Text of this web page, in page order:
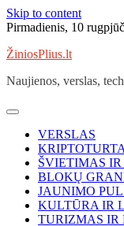
Skip to content
Pirmadienis, 10
ŽiniosPlius.lt
Naujienos, verslas,
VERSLAS
ŠVIETIMAS
BLOKŲ
JAUNIMO
KULTŪRA IR
TURIZMAS IR